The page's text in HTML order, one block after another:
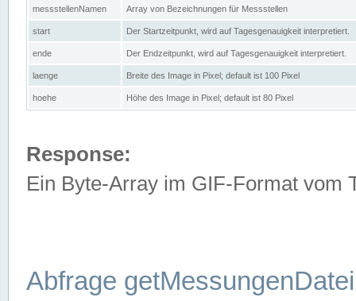
messstellenNamen Array von Bezeichnungen für Messstellen
start Der Startzeitpunkt, wird auf Tagesgenauigkeit interpretiert.
ende Der Endzeitpunkt, wird auf Tagesgenauigkeit interpretiert.
laenge Breite des Image in Pixel; default ist 100 Pixel
hoehe Höhe des Image in Pixel; default ist 80 Pixel
Response:
Ein Byte-Array im GIF-Format vom
Abfrage getMessungenDatei